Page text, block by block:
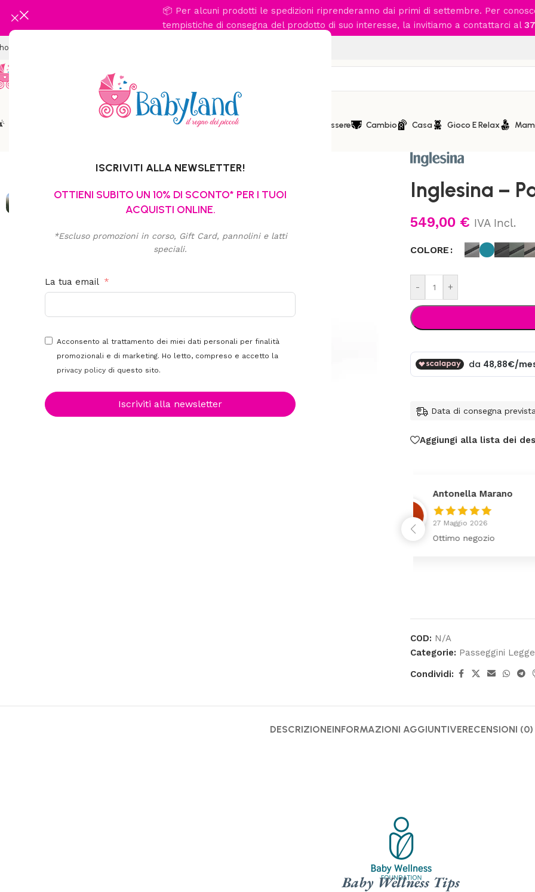
ISCRIVITI ALLA NEWSLETTER!
OTTIENI SUBITO UN 10% DI SCONTO* PER I TUOI
ACQUISTI ONLINE.
*Escluso promozioni in corso, Gift Card, pannolini e latti
speciali.
La tua email
Acconsento al trattamento dei miei dati personali per finalità
promozionali e di marketing. Ho letto, compreso e accetto la
privacy policy di questo sito.
Iscriviti alla newsletter
📦 Per alcuni prodotti le spedizioni riprenderanno dai primi di settembre. Per
tempistiche di consegna del prodotto di suo interesse, la invitiamo a contattarci al
Cameretta Abbigliamento Benessere Cambio Casa Gioco E Relax
Clicca per ingrandire
Home/Passeggio
Inglesina –
549,00 € IVA Incl.
COLORE
- +
Data di consegna
Aggiungi alla lista dei
Roberto
25 Maggio 2026
Tutto come da
COD: N/A
Categorie: Passeggini
Condividi:
DESCRIZIONEINFORMAZIONI AGGIUNTIVERECENSIONI (0)
Baby Wellness Tips